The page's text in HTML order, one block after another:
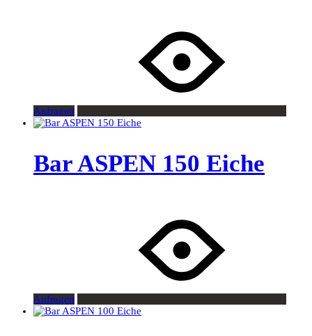
Anfragen
Bar ASPEN 150 Eiche
Anfragen